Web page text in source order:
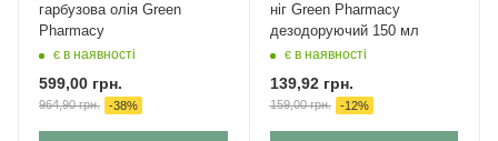
гарбузова олія Green
Pharmacy
є в наявності
599,00 грн.
964,90грн. -38%
ніг Green Рharmacy
дезодоруючий 150 мл
є в наявності
139,92грн.
159,00грн. -12%